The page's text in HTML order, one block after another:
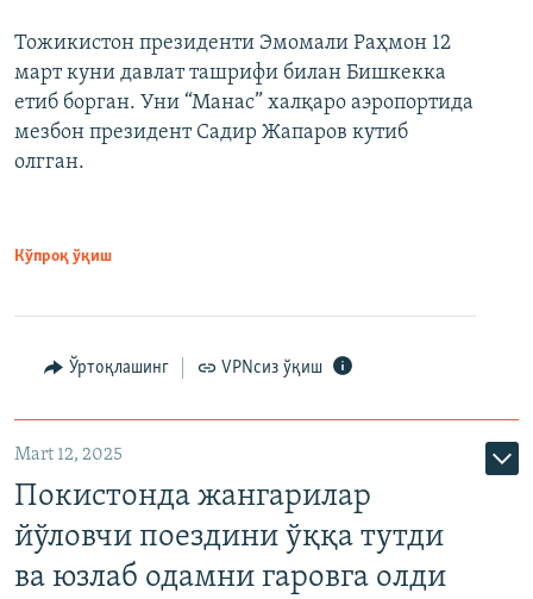
Тожикистон президенти Эмомали Раҳмон 12
март куни давлат ташрифи билан Бишкекка
етиб борган. Уни “Манас” халқаро аэропортида
мезбон президент Садир Жапаров кутиб
олгган.
Кўпроқ ўқиш
Ўртоқлашинг VPNсиз ўқиш
Mart 12, 2025
Покистонда жангарилар
йўловчи поездини ўққа тутди
ва юзлаб одамни гаровга олди